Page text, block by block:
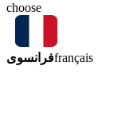
choose
فرانسویfrançais